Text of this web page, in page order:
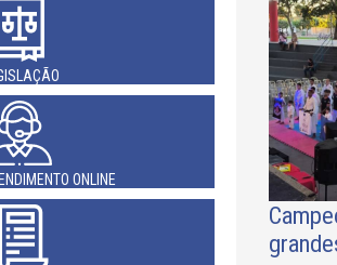
ONLINE